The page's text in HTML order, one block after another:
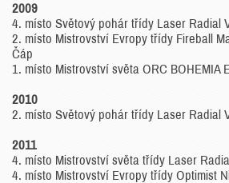
2009
4. místo Světový pohár třídy Laser Radial
2. místo Mistrovství Evropy třídy Fireball
Čáp
1. místo Mistrovství světa ORC BOHEMIA
2010
2. místo Světový pohár třídy Laser Radial
2011
4. místo Mistrovství světa třídy Laser
4. místo Mistrovství Evropy třídy Optimist